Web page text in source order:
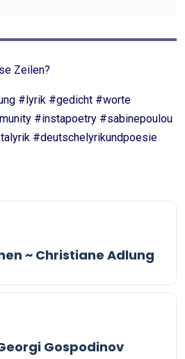
Zeilen?
#lyrik #gedicht #worte
#instapoetry #sabinepoulou
#deutschelyrikundpoesie
~ Christiane Adlung
Gospodinov